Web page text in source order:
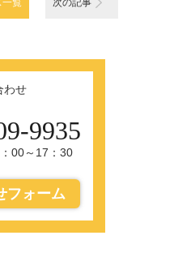
一覧 次の記事
わせ
9935
00～17：30
フォーム